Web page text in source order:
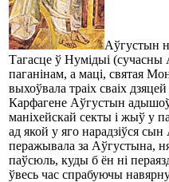
Аўгустын
Тагасце ў Нумідыі
паганінам, а маці, святая
выхоўвала траіх сваіх
Карфагене Аўгустын
маніхейскай секты і жыў у
ад якой у яго нарадзіўся
перажывала за Аўгустына,
паўсюль, куды б ён ні
ўвесь час спрабуючы